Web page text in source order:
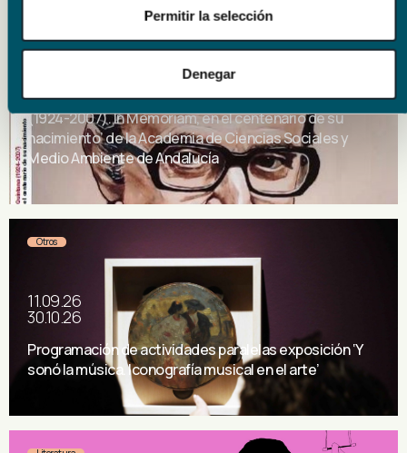
Permitir la selección
Denegar
25.09.26
Presentación del libro ‘Enrique Fuentes Quintana
(1924-2007). In Memoriam, en el centenario de su
nacimiento’ de la Academia de Ciencias Sociales y
Medio Ambiente de Andalucía
Otros
11.09.26
30.10.26
Programación de actividades paralelas exposición ‘Y
sonó la música. Iconografía musical en el arte’